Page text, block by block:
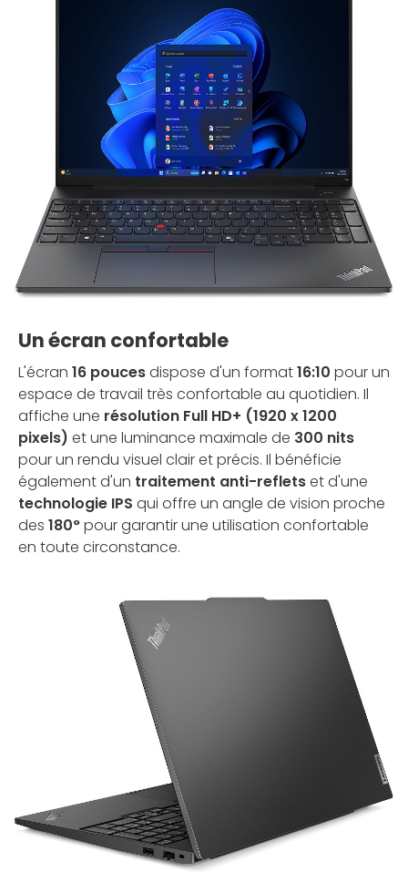
Un écran confortable
L'écran 16 poucesdispose d'un format16:10 pour un
espace de travail très confortable au quotidien. Il
affiche une résolution Full HD+ (1920 x 1200
pixels) et une luminance maximale de 300 nits
pour un rendu visuel clair et précis. Il bénéficie
également d'un traitement anti-refletset d'une
technologie IPS qui offre un angle de vision proche
des 180°pour garantir une utilisation confortable
en toute circonstance.